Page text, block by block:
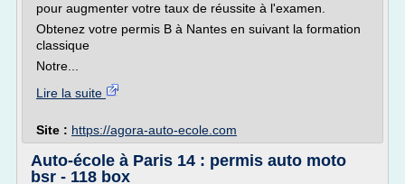
pour augmenter votre taux de réussite à l'examen.
Obtenez votre permis B à Nantes en suivant la formation
classique
Notre...
Lire la suite
Site : https://agora-auto-ecole.com
Auto-école à Paris 14 : permis auto moto
bsr - 118 box